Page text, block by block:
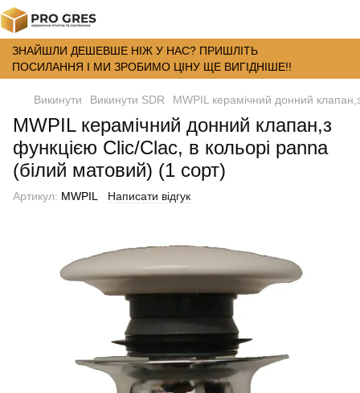
ЗНАЙШЛИ ДЕШЕВШЕ НІЖ У НАС? ПРИШЛІТЬ
ПОСИЛАННЯ І МИ ЗРОБИМО ЦІНУ ЩЕ ВИГІДНІШЕ!!
Викинути Викинути SDR MWPIL керамічний донний
MWPIL керамічний донний клапан,з
функцією Clic/Clac, в кольорі panna
(білий матовий) (1 сорт)
Артикул: MWPIL Написати відгук